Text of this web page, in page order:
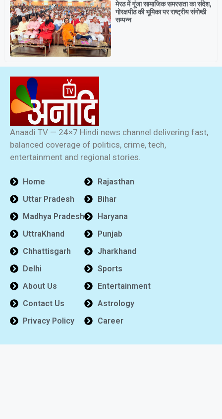
मेरठ में गूंजा सामाजिक समरसता का संदेश,
गोरक्षपीठ की भूमिका पर राष्ट्रीय संगोष्ठी
सम्पन्न
Anaadi TV — 24×7 Hindi news channel delivering fast,
balanced coverage of politics, crime, tech,
entertainment and regional stories.
Home
Uttar Pradesh
Madhya Pradesh
UttraKhand
Chhattisgarh
Delhi
About Us
Contact Us
Privacy Policy
Rajasthan
Bihar
Haryana
Punjab
Jharkhand
Sports
Entertainment
Astrology
Career